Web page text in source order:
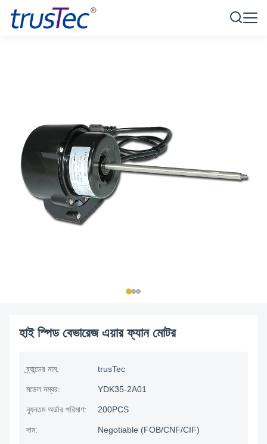
হাই স্পিড বেভারেজ এয়ার ফ্যান মোটর
ব্র্যান্ডের নাম: trusTec
মডেল নম্বর: YDK35-2A01
ন্যূনতম অর্ডার পরিমাণ: 200PCS
দাম: Negotiable (FOB/CNF/CIF)